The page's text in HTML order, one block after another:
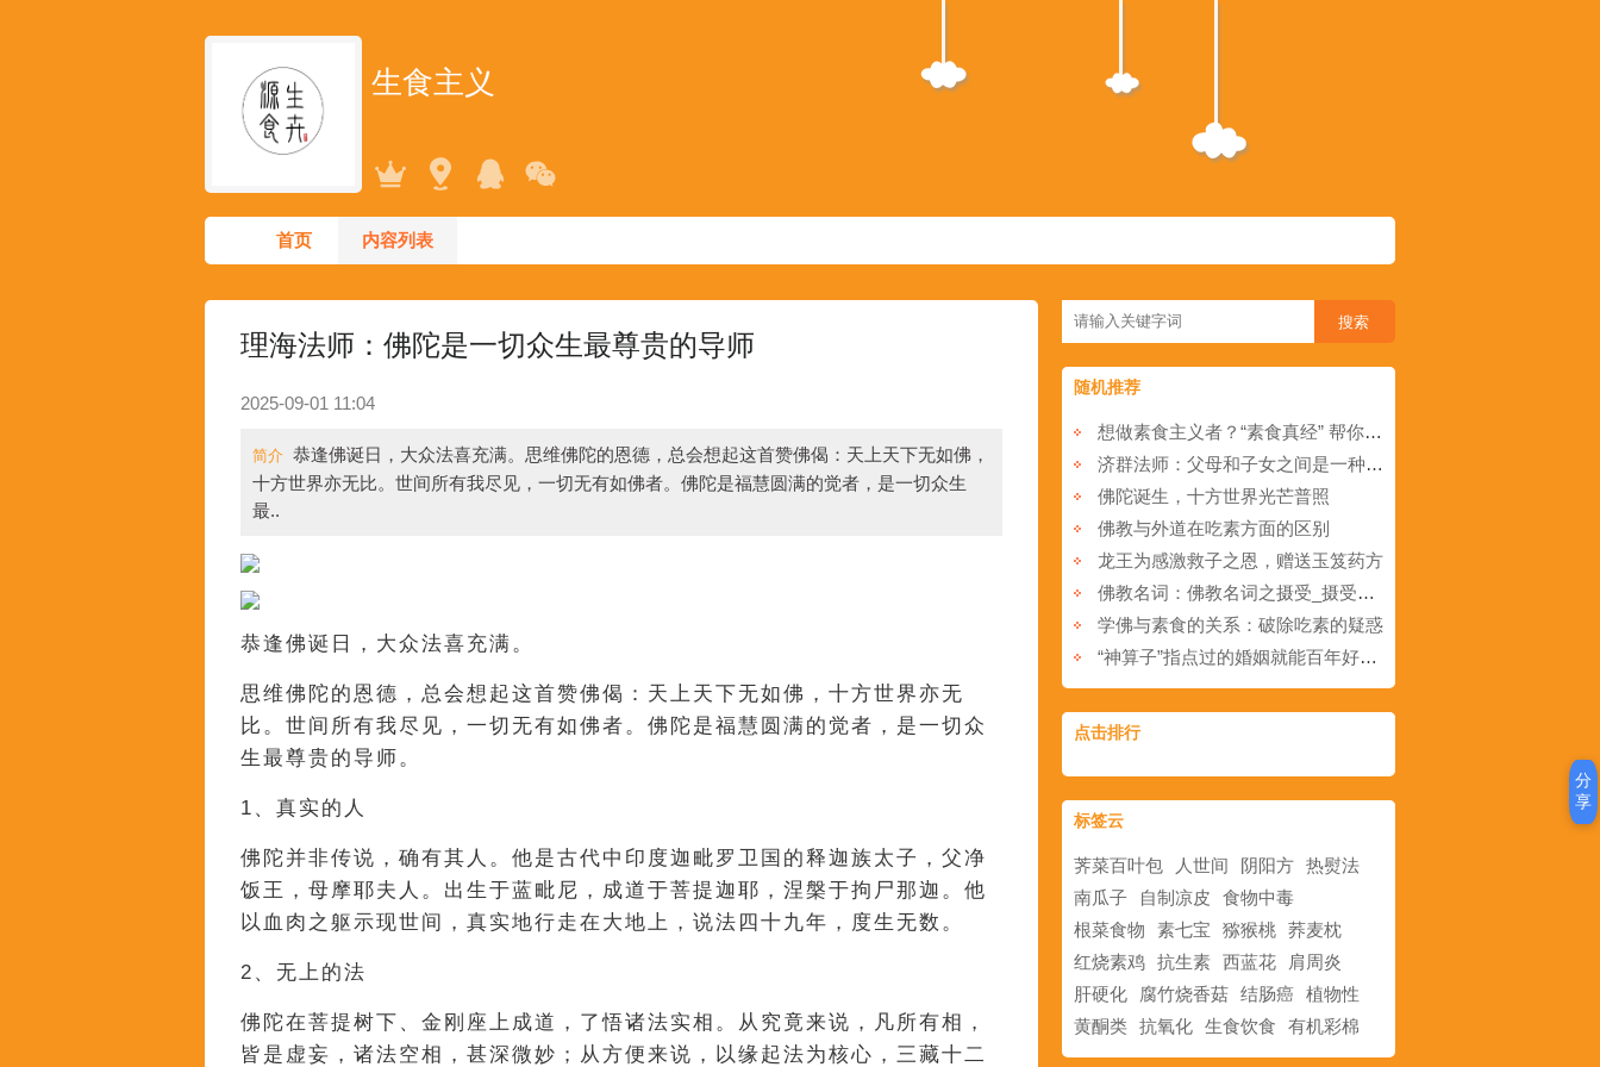
生食主义
首页 内容列表
理海法师：佛陀是一切众生最尊贵的导师
2025-09-01 11:04
简介 恭逢佛诞日，大众法喜充满。思维佛陀的恩德，总会想起这首赞佛偈：天上天下无如佛，
十方世界亦无比。世间所有我尽见，一切无有如佛者。佛陀是福慧圆满的觉者，是一切众生
最..
恭逢佛诞日，大众法喜充满。
思维佛陀的恩德，总会想起这首赞佛偈：天上天下无如佛，十方世界亦无
比。世间所有我尽见，一切无有如佛者。佛陀是福慧圆满的觉者，是一切众
生最尊贵的导师。
1、真实的人
佛陀并非传说，确有其人。他是古代中印度迦毗罗卫国的释迦族太子，父净
饭王，母摩耶夫人。出生于蓝毗尼，成道于菩提迦耶，涅槃于拘尸那迦。他
以血肉之躯示现世间，真实地行走在大地上，说法四十九年，度生无数。
2、无上的法
佛陀在菩提树下、金刚座上成道，了悟诸法实相。从究竟来说，凡所有相，
皆是虚妄，诸法空相，甚深微妙；从方便来说，以缘起法为核心，三藏十二
随机推荐
想做素食主义者？“素食真经” 帮你更好完成转变
济群法师：父母和子女之间是一种什么样的关系呢？
佛陀诞生，十方世界光芒普照
佛教与外道在吃素方面的区别
龙王为感激救子之恩，赠送玉笈药方
佛教名词：佛教名词之摄受_摄受是什么意思_佛教摄受解释
学佛与素食的关系：破除吃素的疑惑
“神算子”指点过的婚姻就能百年好合吗？
点击排行
标签云
荠菜百叶包 人世间 阴阳方 热熨法
南瓜子
自制凉皮
食物中毒
根菜食物
素七宝 猕猴桃 荞麦枕
红烧素鸡 抗生素 西蓝花
肩周炎
肝硬化
腐竹烧香菇 结肠癌 植物性
黄酮类 抗氧化 生食饮食 有机彩棉
分
享